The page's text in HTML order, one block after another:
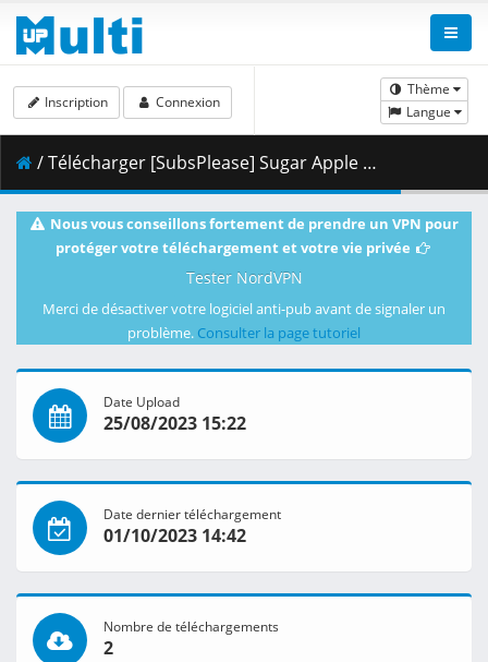
Thème
Langue
Inscription Connexion
/ Télécharger [SubsPlease] Sugar Apple Fairy Tale - 20 (1080p) [194C2A2D].mkv.002 ( 439.20 MB )
Nous vous conseillons fortement de prendre un VPN pour
protéger votre téléchargement et votre vie privée
Tester NordVPN
Merci de désactiver votre logiciel anti-pub avant de signaler un
problème. Consulter la page tutoriel
Date Upload
25/08/2023 15:22
Date dernier téléchargement
01/10/2023 14:42
Nombre de téléchargements
2